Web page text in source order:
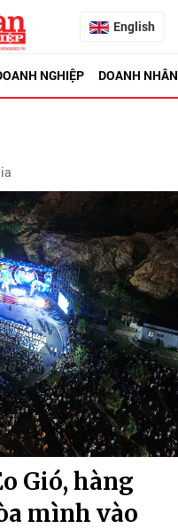
English
NGHIỆP DOANH NHÂN
Gió, hàng
mình vào